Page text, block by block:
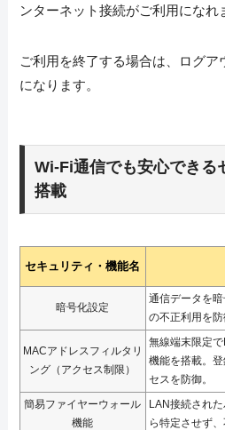
ンターネット接続がご利用になれ
ご利用を終了する場合は、ログア
になります。
Wi-Fi通信でも安心できる
搭載
セキュリティ・機能名
暗号化設定
通信データを
の不正利用を防
MACアドレスフィルタリ
ング（アクセス制限）
無線端末限定
機能を搭載。
セスを防御。
簡易ファイヤーウォール
機能
LAN接続され
ら特定させず、